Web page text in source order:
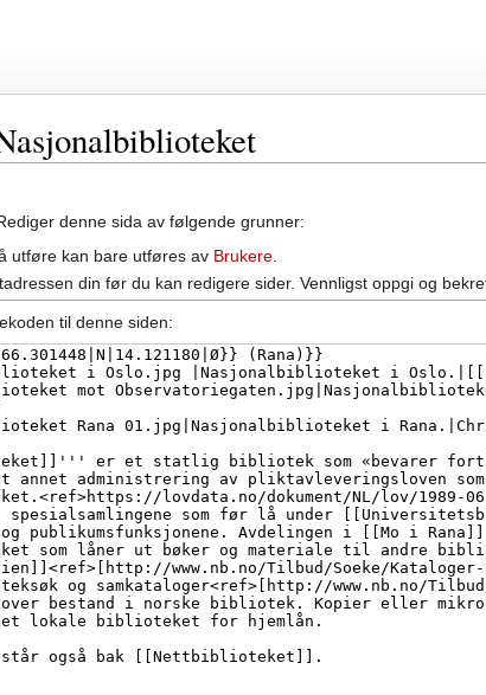
denne sida av følgende grunner:
utføre kan bare utføres av Brukere
din før du kan redigere sider. Vennligst oppgi og
til denne siden: